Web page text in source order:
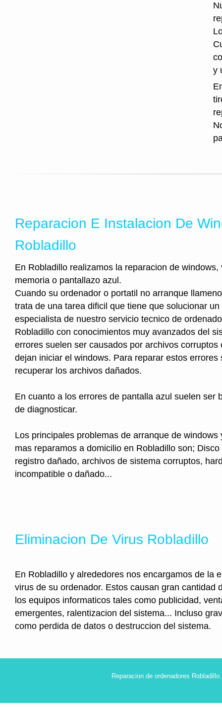
y
Reparacion E Instalacion De
Robladillo
En Robladillo realizamos la reparacion de windows,
memoria o pantallazo azul.
Cuando su ordenador o portatil no arranque
trata de una tarea dificil que tiene que solucionar un
especialista de nuestro servicio tecnico de
Robladillo con conocimientos muy avanzados del
errores suelen ser causados por archivos corruptos
dejan iniciar el windows. Para reparar estos errores
recuperar los archivos dañados.
En cuanto a los errores de pantalla azul suelen ser
de diagnosticar.
Los principales problemas de arranque de windows
mas reparamos a domicilio en Robladillo son;
registro dañado, archivos de sistema corruptos,
incompatible o dañado...
Eliminacion De Virus Robladillo
En Robladillo y alrededores nos encargamos de la
virus de su ordenador. Estos causan gran cantidad
los equipos informaticos tales como publicidad,
emergentes, ralentizacion del sistema... Incluso
como perdida de datos o destruccion del sistema.
Reparacion de ordenadores